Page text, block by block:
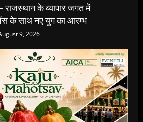
राजस्थान के व्यापार जगत में
के साथ नए युग का आरम्भ
9, 2026